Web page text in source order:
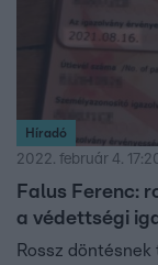
Híradó
2022. február 4.
Falus Ferenc:
a védettségi
Rossz